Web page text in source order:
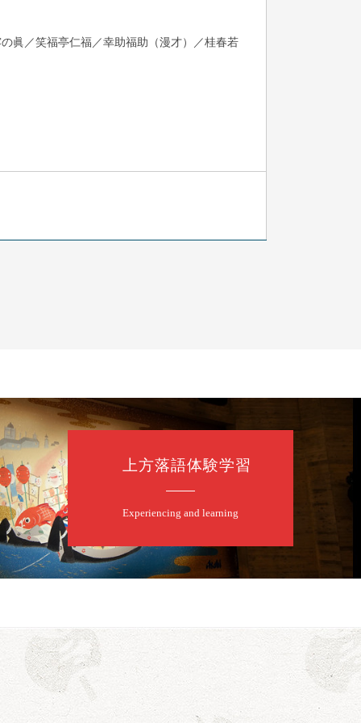
眞／笑福亭仁福／幸助福助（漫才）／桂春若
く」／露の都「子は鎹」
利／笑福亭仁福／幸助福助（漫才）／桂春若
上方落語体験学習
Experiencing and learning